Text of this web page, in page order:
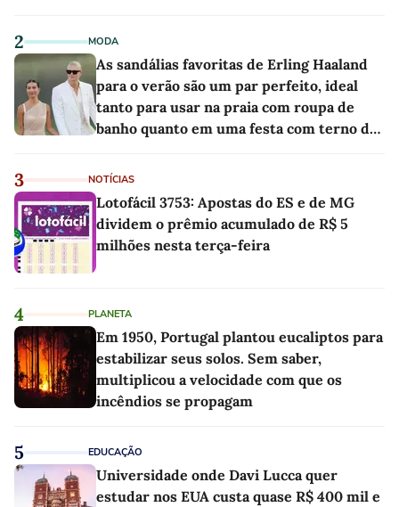
2 MODA
As sandálias favoritas de Erling Haaland
para o verão são um par perfeito, ideal
tanto para usar na praia com roupa de
banho quanto em uma festa com terno de
3 NOTÍCIAS
Lotofácil 3753: Apostas do ES e de MG
dividem o prêmio acumulado de R$ 5
milhões nesta terça-feira
4 PLANETA
Em 1950, Portugal plantou eucaliptos para
estabilizar seus solos. Sem saber,
multiplicou a velocidade com que os
incêndios se propagam
5 EDUCAÇÃO
Universidade onde Davi Lucca quer
estudar nos EUA custa quase R$ 400 mil e